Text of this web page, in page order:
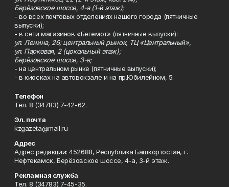
Берёзовское шоссе, 4-а (1-й этаж);
- во всех почтовых отделениях нашего города (пятничные
выпуски);
- в сети магазинов «Бегемот» (пятничные выпуски):
ул. Ленина, 26; центральный рынок, ТЦ «Центральный»,
ул. Парковая, 2 (цокольный этаж);
Берёзовское шоссе, 3-в;
- на центральном рынке (пятничные выпуски);
- в киосках на автовокзале и на пр.Юбилейном, 5.
Телефон
Тел. 8 (34783) 7-42-62.
Эл. почта
kzgazeta@mail.ru
Адрес
Адрес редакции: 452688, Республика Башкортостан, г.
Нефтекамск, Берёзовское шоссе, 4-а, 3-й этаж.
Рекламная служба
Тел. 8 (34783) 7-45-35.